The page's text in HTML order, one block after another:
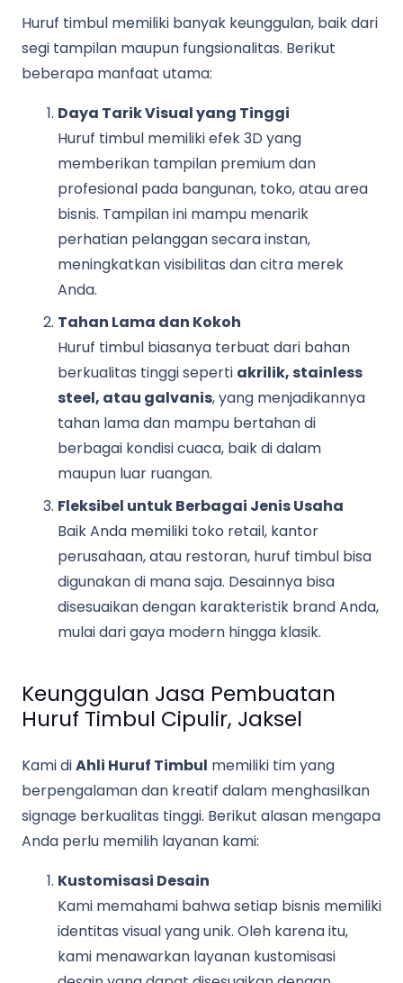
Huruf timbul memiliki banyak keunggulan, baik dari
segi tampilan maupun fungsionalitas. Berikut
beberapa manfaat utama:
Daya Tarik Visual yang Tinggi
Huruf timbul memiliki efek 3D yang
memberikan tampilan premium dan
profesional pada bangunan, toko, atau area
bisnis. Tampilan ini mampu menarik
perhatian pelanggan secara instan,
meningkatkan visibilitas dan citra merek
Anda.
Tahan Lama dan Kokoh
Huruf timbul biasanya terbuat dari bahan
berkualitas tinggi seperti akrilik, stainless
steel, atau galvanis, yang menjadikannya
tahan lama dan mampu bertahan di
berbagai kondisi cuaca, baik di dalam
maupun luar ruangan.
Fleksibel untuk Berbagai Jenis Usaha
Baik Anda memiliki toko retail, kantor
perusahaan, atau restoran, huruf timbul bisa
digunakan di mana saja. Desainnya bisa
disesuaikan dengan karakteristik brand Anda,
mulai dari gaya modern hingga klasik.
Keunggulan Jasa Pembuatan
Huruf Timbul Cipulir, Jaksel
Kami diAhli Huruf Timbul memiliki tim yang
berpengalaman dan kreatif dalam menghasilkan
signage berkualitas tinggi. Berikut alasan mengapa
Anda perlu memilih layanan kami:
Kustomisasi Desain
Kami memahami bahwa setiap bisnis memiliki
identitas visual yang unik. Oleh karena itu,
kami menawarkan layanan kustomisasi